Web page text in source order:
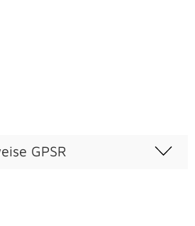
GPSR